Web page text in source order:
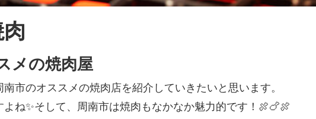
メの焼肉屋
市のオススメの焼肉店を紹介していきたいと思います。
ね✨そして、周南市は焼肉もなかなか魅力的です！🍖🍗🍖